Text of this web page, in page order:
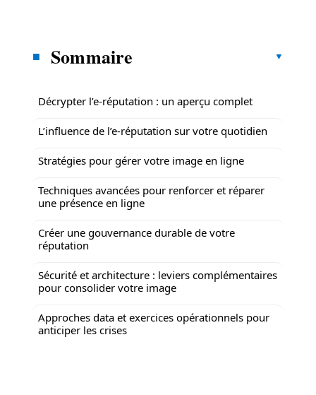
Sommaire
Décrypter l’e-réputation : un aperçu complet
L’influence de l’e-réputation sur votre quotidien
Stratégies pour gérer votre image en ligne
Techniques avancées pour renforcer et réparer
une présence en ligne
Créer une gouvernance durable de votre
réputation
Sécurité et architecture : leviers complémentaires
pour consolider votre image
Approches data et exercices opérationnels pour
anticiper les crises